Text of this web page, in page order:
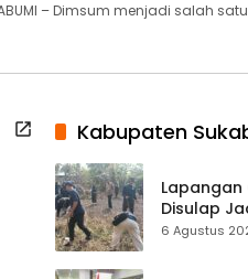
– Dimsum menjadi salah
Kabupaten
Lapangan
Disulap
Perayaan
6 Agustus